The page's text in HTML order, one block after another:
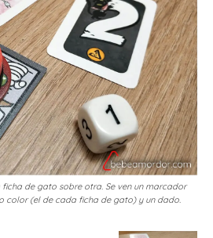
ficha de gato sobre otra. Se ven un marcador
color (el de cada ficha de gato) y un dado.